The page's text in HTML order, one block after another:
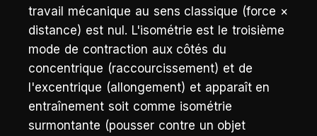
travail mécanique au sens classique (force ×
distance) est nul. L'isométrie est le troisième
mode de contraction aux côtés du
concentrique (raccourcissement) et de
l'excentrique (allongement) et apparaît en
entraînement soit comme isométrie
surmontante (pousser contre un objet